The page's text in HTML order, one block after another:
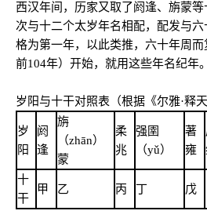
西汉年间，历家又取了阏逢、旃蒙
次与十二个太岁年名相配，配发与
格为第一年，以此类推，六十年周
前104年）开始，就用这些年名纪年。
岁阳与十干对照表（根据《尔雅·释天
岁
阳
阏
逢
旃
（zhān）
蒙
柔
兆
强圉
（yǔ）
著
雍
十
干
甲 乙 丙 丁 戊